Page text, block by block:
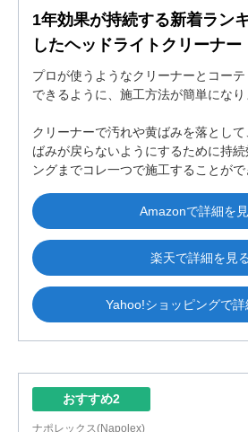
1年効果が持続する新着ラン
したヘッドライトクリーナー
プロが使うようなクリーナーとコー
できるように、施工方法が簡単になり
クリーナーで汚れや黄ばみを落とし
ばみが戻らないようにするために持
ングまでコレ一つで施工することがで
Amazonで詳細を
楽天で詳細を見る
Yahoo!ショッピングで詳
おすすめ2
ナポレックス(Napolex)